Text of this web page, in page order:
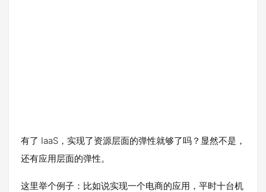
有了 IaaS，实现了资源层面的弹性就够了吗？显然不是，
还有应用层面的弹性。
这里举个例子：比如说实现一个电商的应用，平时十台机